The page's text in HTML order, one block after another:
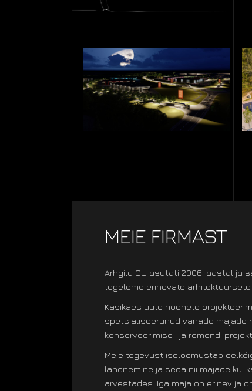
MEIE FIRMAST
Arhgild OÜ asutati 2006. aastal ja
tegeleme erinevate
Käsikäes uute hoonete
spetsialiseerunud vanade majade
konserveerimise- ja remondi
Meie tegevust iseloomustab
lähenemine ja seda nii majade kui
arvestades. Iga maja on erinev ja